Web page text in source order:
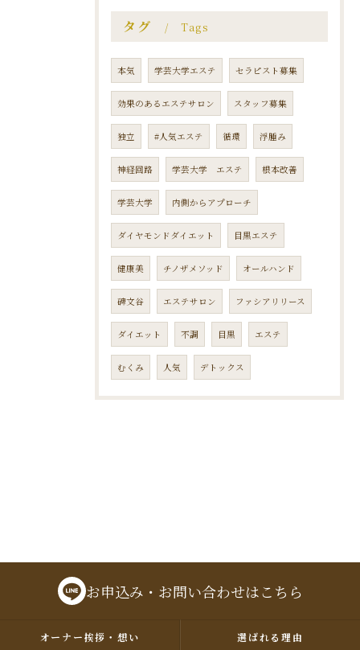
タグ Tags
本気 学芸大学エステ セラピスト募集
効果のあるエステサロン スタッフ募集
独立 #人気エステ 循環 浮腫み
神経回路 学芸大学 エステ 根本改善
学芸大学 内側からアプローチ
ダイヤモンドダイエット 目黒エステ
健康美 チノザメソッド オールハンド
碑文谷 エステサロン ファシアリリース
ダイエット 不調 目黒 エステ
むくみ 人気 デトックス
お申込み・お問い合わせはこちら
オーナー挨拶・想い 選ばれる理由